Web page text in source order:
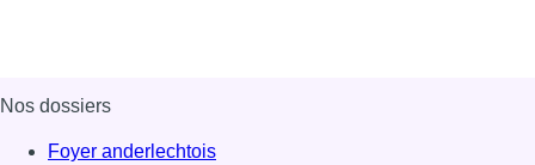
Nos dossiers
Foyer anderlechtois